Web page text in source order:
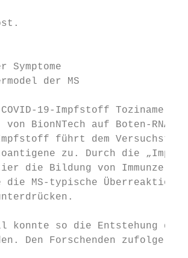
Symptome
der MS
19-Impfstoff Tozinameran
von BionNTech auf Boten-
führt dem
zu. Durch die
die Bildung von
die MS-typische
konnte so die Entstehung
Den Forschenden zufolge